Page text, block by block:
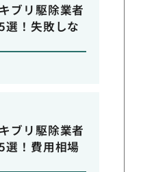
ブリ駆除業者
選！失敗しな
ブリ駆除業者
選！費用相場